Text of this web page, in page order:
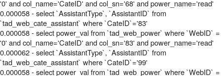
'0' and col_name='CateID' and col_sn='68' and power_name='read'
0.000058 - select `AssistantType`, `AssistantID` from
`tad_web_cate_assistant` where `CateID`='83'
0.000058 - select power_val from `tad_web_power` where `WebID` =
'0' and col_name='CateID' and col_sn='83' and power_name='read'
0.000062 - select `AssistantType`, `AssistantID` from
`tad_web_cate_assistant` where `CateID`='99'
0.000058 - select power_val from `tad_web_power` where `WebID` =